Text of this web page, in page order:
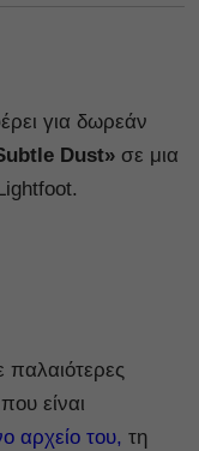
για δωρεάν
Dust» σε μια
είναι
αρχείο του, τη